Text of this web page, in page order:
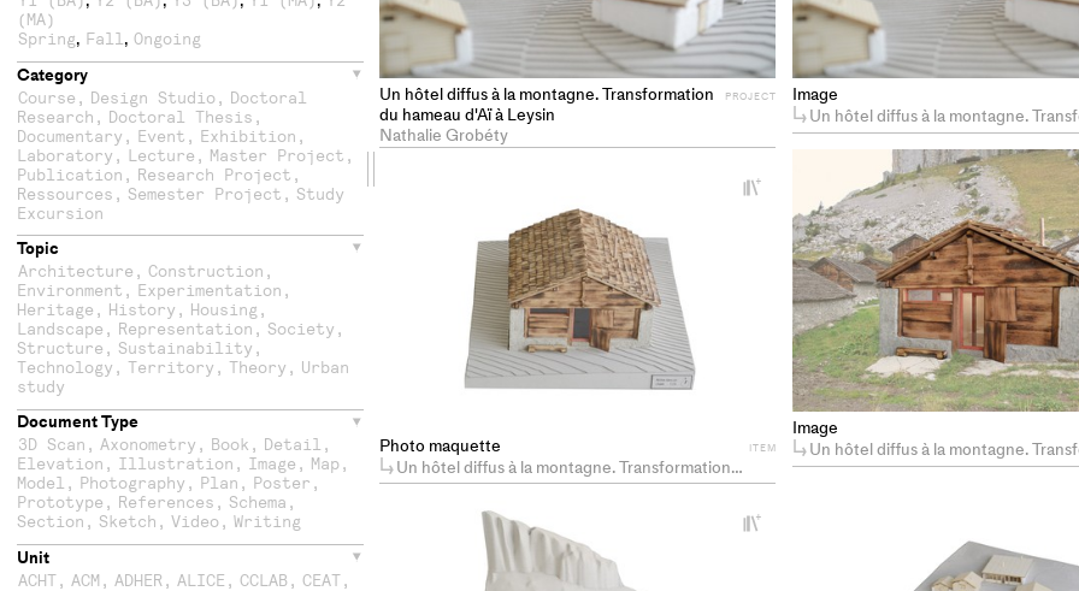
(MA)
Spring, Fall , Ongoing
Category
Course , Design Studio, Doctoral
Research , Doctoral Thesis ,
Documentary , Event , Exhibition ,
Laboratory , Lecture , Master Project ,
Publication , Research Project ,
Ressources , Semester Project , Study
Excursion
Topic
Architecture , Construction ,
Environment , Experimentation ,
Heritage , History , Housing ,
Landscape , Representation , Society ,
Structure , Sustainability ,
Technology , Territory , Theory , Urban
study
Document Type
3D Scan , Axonometry , Book , Detail ,
Elevation , Illustration , Image , Map,
Model , Photography , Plan , Poster ,
Prototype , References , Schema ,
Section , Sketch , Video, Writing
Unit
ACHT, ACM , ADHER , ALICE , CCLAB , CEAT,
Un hôtel diffus à la montagne. Transformation
du hameau d'Aï à Leysin
Nathalie Grobéty
PROJECT
Image
Un hôtel diffus à la montagne. Transformation du
Image
Un hôtel diffus à la montagne. Transformation du
Photo maquette
Un hôtel diffus à la montagne. Transformation du hameau d'Aï à Leysin
ITEM
+
Add
project
collections
+